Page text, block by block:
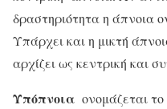
δραστηριότητα η άπνοια
Υπάρχει και η μικτή
αρχίζει ως κεντρική και
Υπόπνοια ονομάζεται